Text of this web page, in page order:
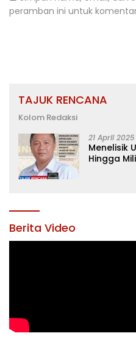
peramban ini untuk
TAJUK RENCANA
Kolom Redaksi
21 April 2025
Menelisik
Hingga
Berita Video